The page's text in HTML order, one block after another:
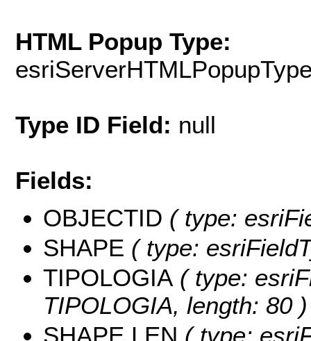
HTML Popup Type:
Type ID Field: null
Fields:
OBJECTID ( type:
SHAPE ( type:
TIPOLOGIA ( type:
TIPOLOGIA, length: 80 )
SHAPE.LEN ( type: